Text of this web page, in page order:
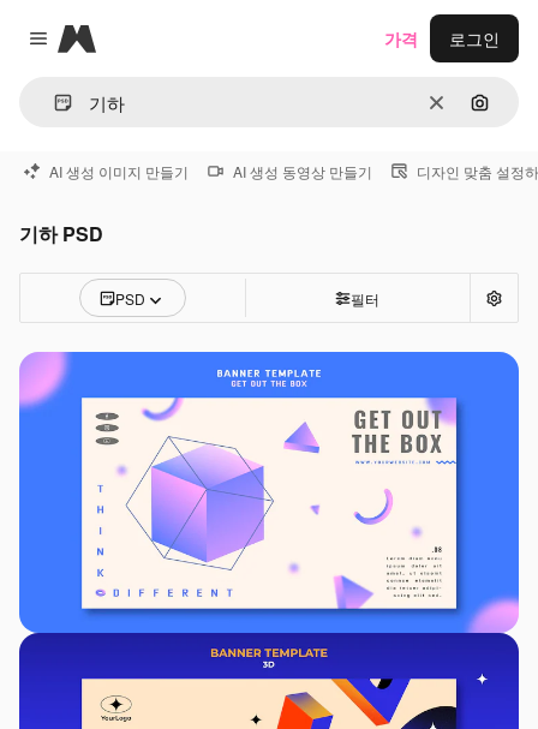
Close menu
Magnific
지우기이미지
가격 로그인
AI 생성 이미지 만들기 AI 생성 동영상 만들기 디자인 맞춤 설정
기하 PSD
PSD 필터